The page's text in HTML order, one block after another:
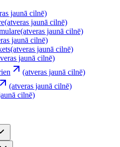
jaunā cilnē)
(atveras jaunā cilnē)
(atveras jaunā cilnē)
jaunā cilnē)
(atveras jaunā cilnē)
jaunā cilnē)
(atveras jaunā cilnē)
(atveras jaunā cilnē)
cilnē)